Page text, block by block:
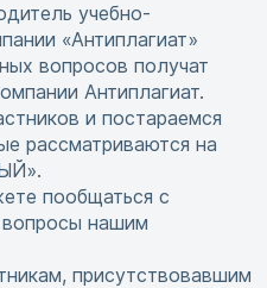
учебно-
«Антиплагиат»
вопросов получат
Антиплагиат.
и постараемся
рассматриваются на
пообщаться с
вопросы нашим
присутствовавшим